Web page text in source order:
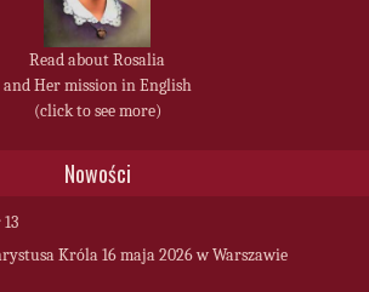
Read about Rosalia
and Her mission in English
(click to see more)
Nowości
Króla 16 maja 2026 w Warszawie